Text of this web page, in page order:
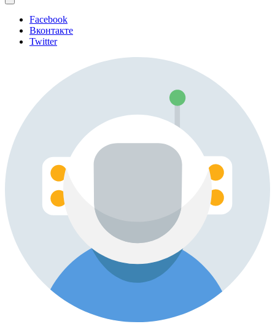
Facebook
Вконтакте
Twitter